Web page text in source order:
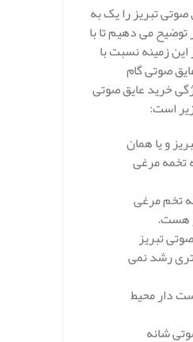
تبریز را یک به
می دهیم تا با
این زمینه نسبت با
صوتی گام
خرید عایق صوتی
است:
و یا همان
تخمه مرغی
تخم مرغی
هست.
تبریز
رشد نمی
دار محیط
شانه